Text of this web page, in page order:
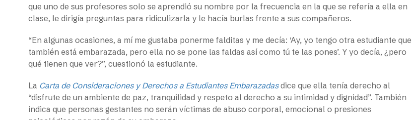
que uno de sus profesores solo se aprendió su nombre por la frecuencia en la que se refería a ella en
clase, le dirigía preguntas para ridiculizarla y le hacía burlas frente a sus compañeros.
“En algunas ocasiones, a mí me gustaba ponerme falditas y me decía: ‘Ay, yo tengo otra estudiante que
también está embarazada, pero ella no se pone las faldas así como tú te las pones’. Y yo decía, ¿pero
qué tienen que ver?”, cuestionó la estudiante.
La Carta de Consideraciones y Derechos a Estudiantes Embarazadasdice que ella tenía derecho al
“disfrute de un ambiente de paz, tranquilidad y respeto al derecho a su intimidad y dignidad”. También
indica que personas gestantes no serán víctimas de abuso corporal, emocional o presiones